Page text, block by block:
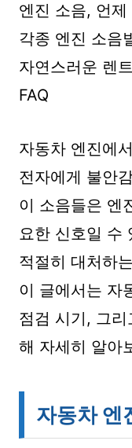
엔진 소음, 언
각종 엔진 소음
자연스러운 렌
FAQ
자동차 엔진에
전자에게 불안
이 소음들은 엔
요한 신호일 수
적절히 대처하
이 글에서는 자
점검 시기, 그
해 자세히 알아
자동차 엔